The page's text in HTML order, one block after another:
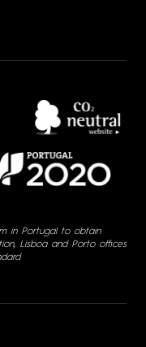
in Portugal to obtain
Lisboa and Porto offices